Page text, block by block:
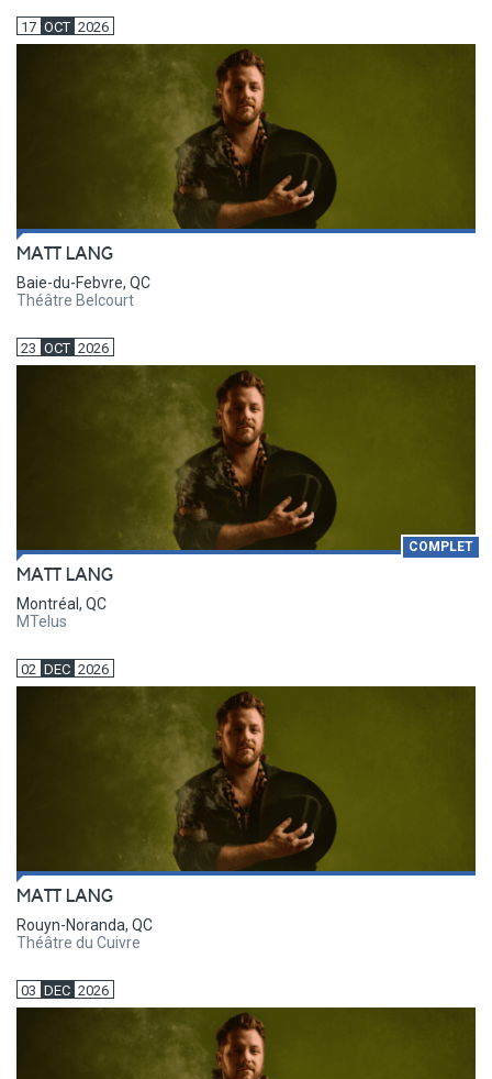
17 OCT 2026
MATT LANG
Baie-du-Febvre, QC
Théâtre Belcourt
23 OCT 2026
COMPLET
MATT LANG
Montréal, QC
MTelus
02 DEC 2026
MATT LANG
Rouyn-Noranda, QC
Théâtre du Cuivre
03 DEC 2026